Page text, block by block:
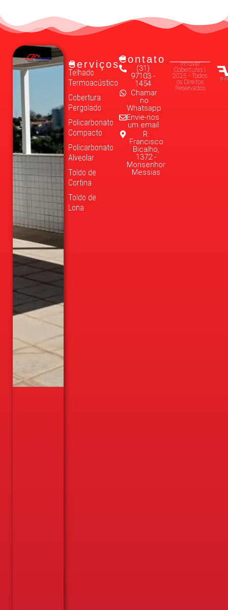
Serviços
Telhado
Termoacústico
Cobertura
Pergolado
Policarbonato
Compacto
Policarbonato
Alveolar
Toldo de
Cortina
Toldo de
Lona
Contato
(31)
97103 -
1454
Chamar
no
Whatsapp
Envie-nos
um email
R.
Francisco
Bicalho,
1372 -
Monsenhor
Messias
Innovar
Coberturas |
2025 - Todos
os Direitos
Reservados